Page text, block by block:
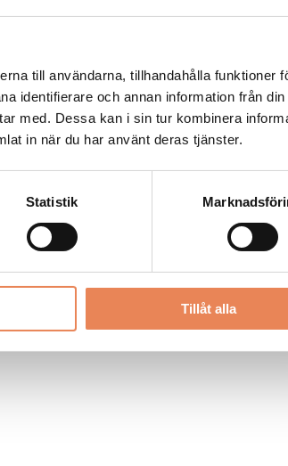
till användarna, tillhandahålla funktioner
identifierare och annan information från din
med. Dessa kan i sin tur kombinera
in när du har använt deras tjänster.
Statistik
Tillåt alla
är skyddat
Spoon,
118